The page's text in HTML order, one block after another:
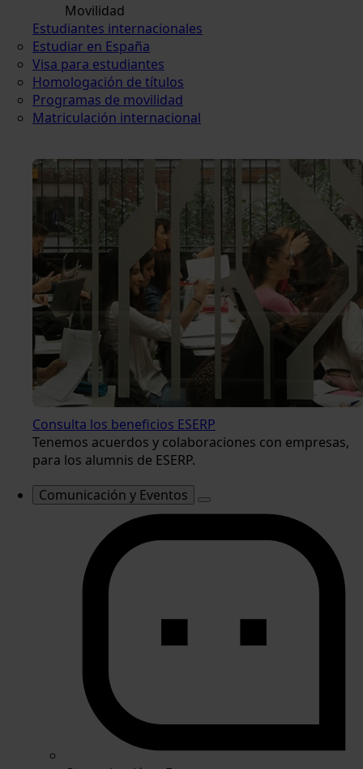
Movilidad
Estudiantes internacionales
Estudiar en España
Visa para estudiantes
Homologación de títulos
Programas de movilidad
Matriculación internacional
Consulta los beneficios ESERP
Tenemos acuerdos y colaboraciones con empresas,
para los alumnis de ESERP.
Comunicación y Eventos